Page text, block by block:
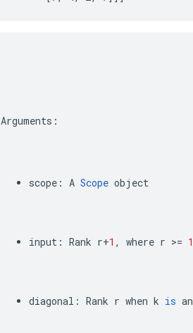
Arguments :
scope : A Scope object
input : Rank r+1 , where r >= 1
diagonal : Rank r when k is an